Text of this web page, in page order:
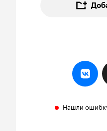
Нашли